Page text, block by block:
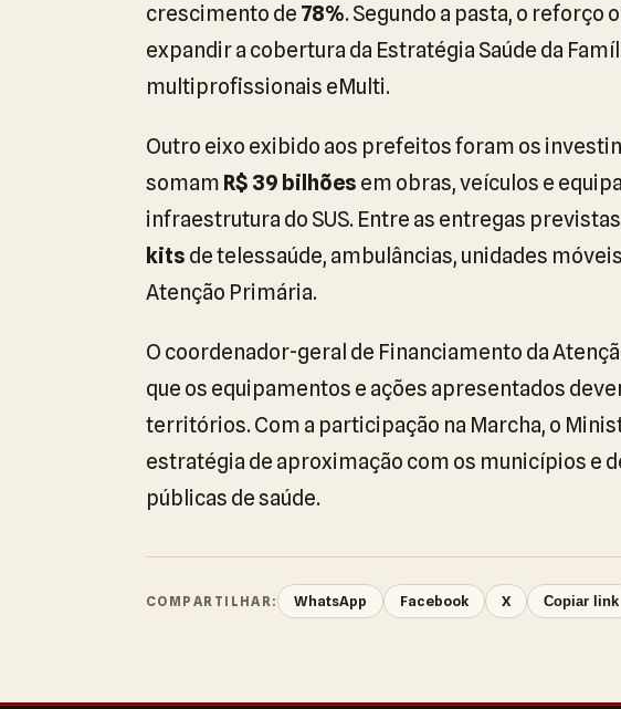
crescimento de 78%. Segundo a pasta, o
expandir a cobertura da Estratégia Saúde da
multiprofissionais eMulti.
Outro eixo exibido aos prefeitos foram os
somam R$ 39 bilhões em obras, veículos e
infraestrutura do SUS. Entre as entregas
kits de telessaúde, ambulâncias, unidades
Atenção Primária.
O coordenador-geral de Financiamento da
que os equipamentos e ações apresentados
territórios. Com a participação na Marcha, o
estratégia de aproximação com os municípios e
públicas de saúde.
COMPARTILHAR: WhatsApp Facebook X Copiar link